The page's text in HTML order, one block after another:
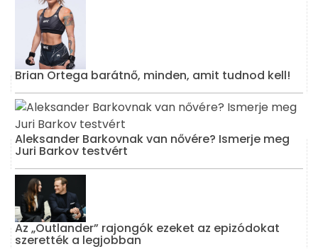
Brian Ortega barátnő, minden, amit tudnod kell!
Aleksander Barkovnak van nővére? Ismerje meg
Juri Barkov testvért
Az „Outlander” rajongók ezeket az epizódokat
szerették a legjobban